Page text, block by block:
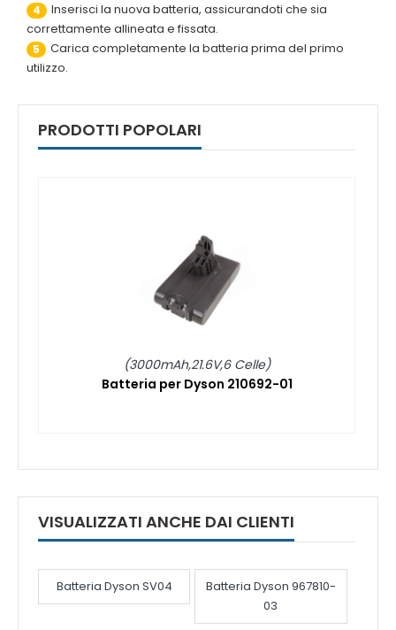
4
Inserisci la nuova batteria, assicurandoti che sia
correttamente allineata e fissata.
5
Carica completamente la batteria prima del primo
utilizzo.
PRODOTTI POPOLARI
(3000mAh,21.6V,6 Celle)
Batteria per Dyson 210692-01
VISUALIZZATI ANCHE DAI CLIENTI
Batteria Dyson SV04
Batteria Dyson 967810-
03